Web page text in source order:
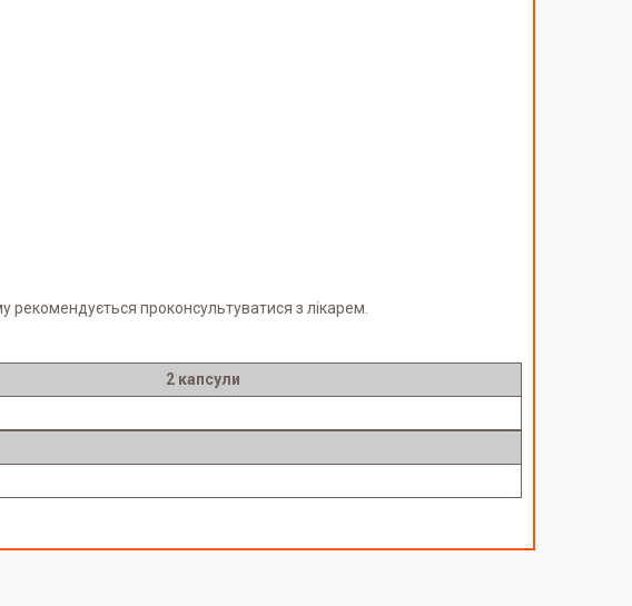
рекомендується проконсультуватися з лікарем.
2 капсули